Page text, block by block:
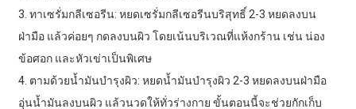
3. ทาเซรั่มกลีเซอรีน: หยดเซรั่มกลีเซอรีนบริสุทธิ์ 2-3 หยดลงบน
ฝ่ามือ แล้วค่อยๆ กดลงบนผิว โดยเน้นบริเวณที่แห้งกร้าน เช่น น่อง
ข้อศอก และหัวเข่าเป็นพิเศษ
4. ตามด้วยน้ำมันบำรุงผิว: หยดน้ำมันบำรุงผิว 2-3 หยดลงบนฝ่ามือ
อุ่นน้ำมันลงบนผิว แล้วนวดให้ทั่วร่างกาย ขั้นตอนนี้จะช่วยกักเก็บ